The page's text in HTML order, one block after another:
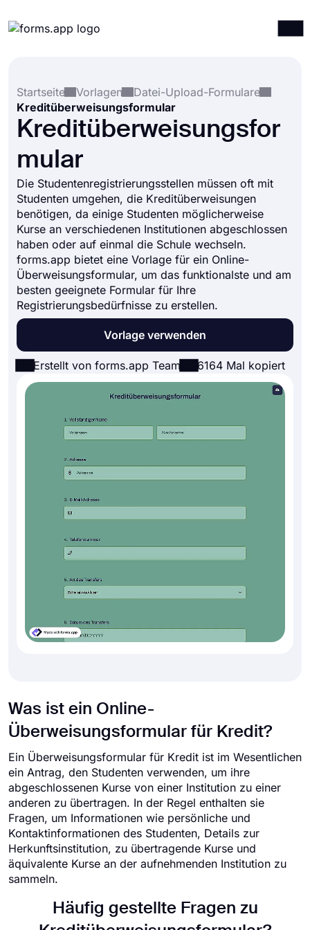
Integrationen
Vorlagen
Ressourcen
Startseite
Vorlagen
Datei-Upload-Formulare
Kreditüberweisungsformular
Kreditüberweisungsfor
mular
Die Studentenregistrierungsstellen müssen oft mit
Studenten umgehen, die Kreditüberweisungen
benötigen, da einige Studenten möglicherweise
Kurse an verschiedenen Institutionen abgeschlossen
haben oder auf einmal die Schule wechseln.
forms.app bietet eine Vorlage für ein Online-
Überweisungsformular, um das funktionalste und am
besten geeignete Formular für Ihre
Registrierungsbedürfnisse zu erstellen.
Vorlage verwenden
Erstellt von forms.app Team 6164 Mal kopiert
Was ist ein Online-
Überweisungsformular für Kredit?
Ein Überweisungsformular für Kredit ist im Wesentlichen
ein Antrag, den Studenten verwenden, um ihre
abgeschlossenen Kurse von einer Institution zu einer
anderen zu übertragen. In der Regel enthalten sie
Fragen, um Informationen wie persönliche und
Kontaktinformationen des Studenten, Details zur
Herkunftsinstitution, zu übertragende Kurse und
äquivalente Kurse an der aufnehmenden Institution zu
sammeln.
Häufig gestellte Fragen zu